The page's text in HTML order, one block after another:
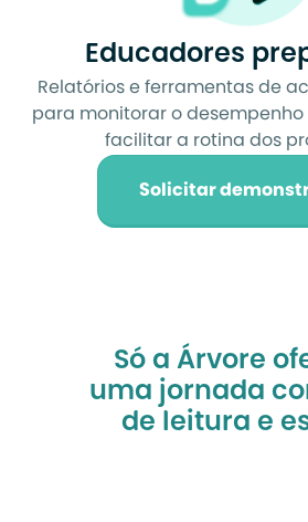
Educadores
Relatórios e ferramentas de
para monitorar o desempenho
facilitar a rotina dos
Solicitar
Só a Árvore
uma jornada
de leitura e
do jeito certo